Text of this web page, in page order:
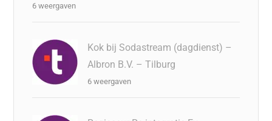
6 weergaven
Kok bij Sodastream (dagdienst) –
Albron B.V. – Tilburg
6 weergaven